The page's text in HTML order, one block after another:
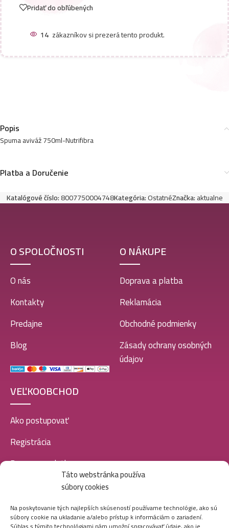
Táto webstránka používa
súbory cookies
Na poskytovanie tých najlepších skúseností používame technológie, ako sú
súbory cookie na ukladanie a/alebo prístup k informáciám o zariadení.
Pridať do obľúbených
14 zákazníkov si prezerá tento produkt.
Popis
Spuma aviváž 750ml-Nutrifibra
Platba a Doručenie
Katalógové číslo:8007750004748Kategória:OstatnéZnačka:aktualne
O SPOLOČNOSTI
O nás
Kontakty
Predajne
Blog
O NÁKUPE
Doprava a platba
Reklamácia
Obchodné podmienky
Zásady ochrany osobných
údajov
VEĽKOOBCHOD
Ako postupovať
Registrácia
Doprava a platba
SOCIÁLNE SIETE